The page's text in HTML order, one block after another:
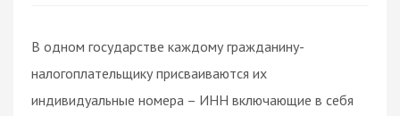
В одном государстве каждому гражданину-
налогоплательщику присваиваются их
индивидуальные номера – ИНН включающие в себя